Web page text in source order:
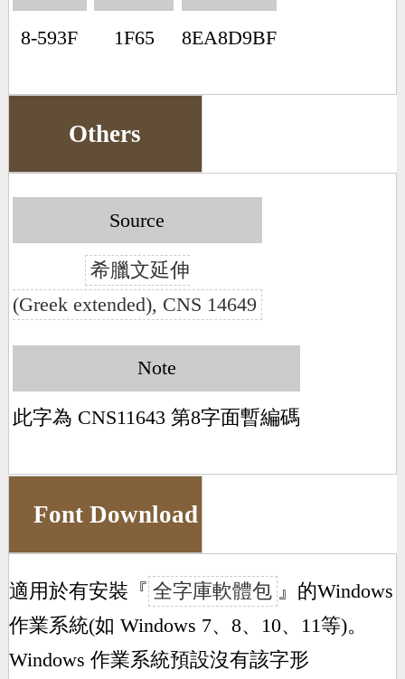
8-593F 1F65 8EA8D9BF
Others
Source
希臘文延伸
(Greek extended), CNS 14649
Note
此字為 CNS11643 第8字面暫編碼
Font Download
適用於有安裝『 全字庫軟體包 』的Windows
作業系統(如 Windows 7、8、10、11等)。
Windows 作業系統預設沒有該字形